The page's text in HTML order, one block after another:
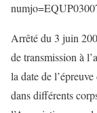
Arrêté du 3 juin
de transmission à
la date de
dans différents